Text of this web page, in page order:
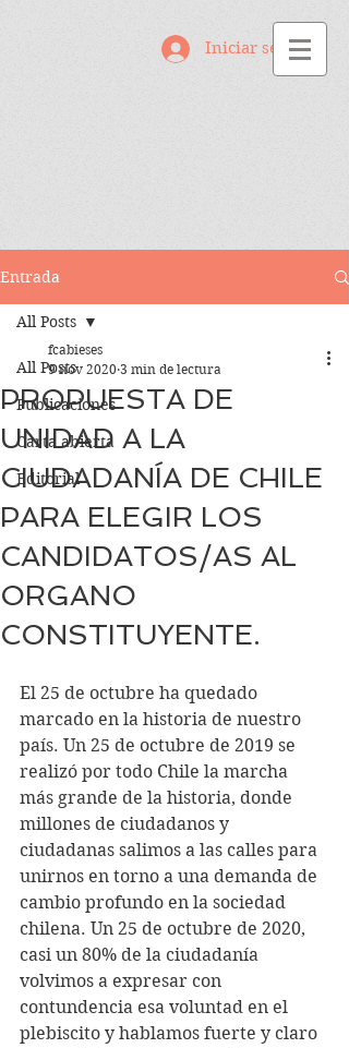
Iniciar sesión
Entrada
All Posts
Publicaciones
Carta abierta
Editorial
All Posts
PROPUESTA DE
UNIDAD A LA
CIUDADANÍA DE CHILE
PARA ELEGIR LOS
CANDIDATOS/AS AL
ORGANO
CONSTITUYENTE.
fcabieses
9 nov 2020 3 min de lectura
El 25 de octubre ha quedado
marcado en la historia de nuestro
país. Un 25 de octubre de 2019 se
realizó por todo Chile la marcha
más grande de la historia, donde
millones de ciudadanos y
ciudadanas salimos a las calles para
unirnos en torno a una demanda de
cambio profundo en la sociedad
chilena. Un 25 de octubre de 2020,
casi un 80% de la ciudadanía
volvimos a expresar con
contundencia esa voluntad en el
plebiscito y hablamos fuerte y claro